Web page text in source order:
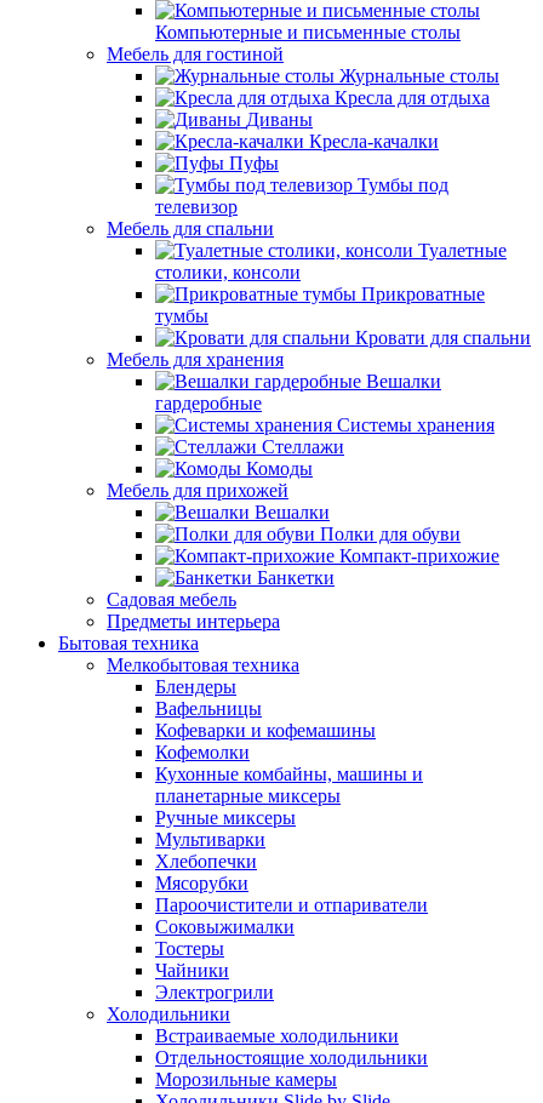
Компьютерные и письменные столы
Мебель для гостиной
Журнальные столы
Кресла для отдыха
Диваны
Кресла-качалки
Пуфы
Тумбы под
телевизор
Мебель для спальни
Туалетные
столики, консоли
Прикроватные
тумбы
Кровати для спальни
Мебель для хранения
Вешалки
гардеробные
Системы хранения
Стеллажи
Комоды
Мебель для прихожей
Вешалки
Полки для обуви
Компакт-прихожие
Банкетки
Садовая мебель
Предметы интерьера
Бытовая техника
Мелкобытовая техника
Блендеры
Вафельницы
Кофеварки и кофемашины
Кофемолки
Кухонные комбайны, машины и
планетарные миксеры
Ручные миксеры
Мультиварки
Хлебопечки
Мясорубки
Пароочистители и отпариватели
Соковыжималки
Тостеры
Чайники
Электрогрили
Холодильники
Встраиваемые холодильники
Отдельностоящие холодильники
Морозильные камеры